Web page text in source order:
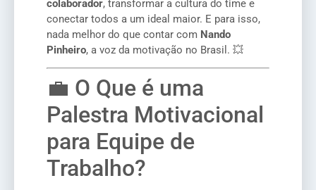
colaborador, transformar a cultura do time e
conectar todos a um ideal maior. E para isso,
nada melhor do que contar com Nando
Pinheiro, a voz da motivação no Brasil. 💥
💼 O Que é uma
Palestra Motivacional
para Equipe de
Trabalho?